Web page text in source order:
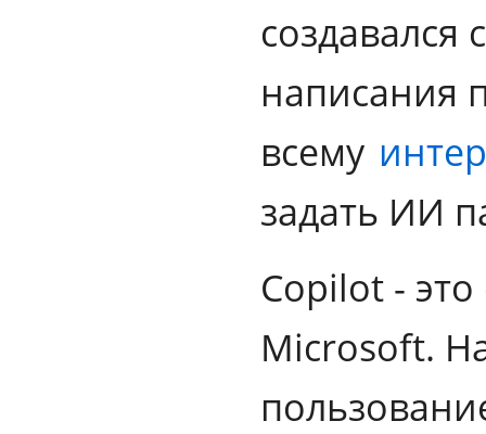
создавался
написания
всему
задать ИИ
Copilot -
Microsoft.